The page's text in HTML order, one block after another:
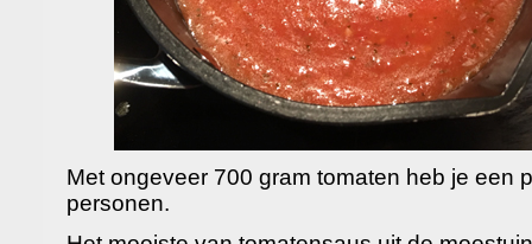
Met ongeveer 700 gram tomaten heb je een
personen.